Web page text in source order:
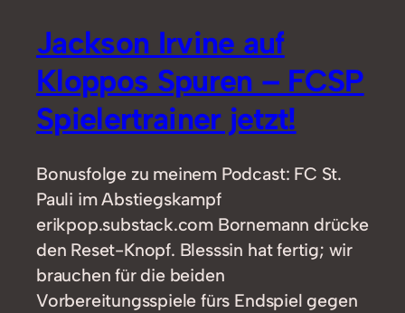
Jackson Irvine auf
Kloppos Spuren – FCSP
Spielertrainer jetzt!
Bonusfolge zu meinem Podcast: FC St.
Pauli im Abstiegskampf
erikpop.substack.com Bornemann drücke
den Reset-Knopf. Blesssin hat fertig; wir
brauchen für die beiden
Vorbereitungsspiele fürs Endspiel gegen